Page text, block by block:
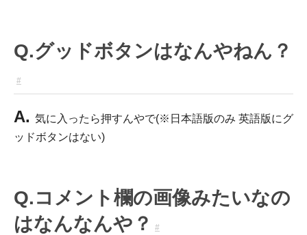
Q.グッドボタンはなんやねん？
#
A. 気に入ったら押すんやで(※日本語版のみ 英語版にグ
ッドボタンはない)
Q.コメント欄の画像みたいなの
はなんなんや？
#